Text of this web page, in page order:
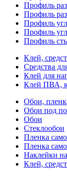
Профиль
Профиль
Профиль
Профиль
Профиль
Клей,
Средства
Клей для
Клей ПВА,
Обои,
Обои под
Обои
Стеклообои
Пленка
Пленка
Наклейки
Клей,